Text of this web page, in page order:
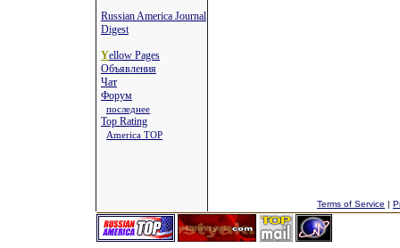
Russian America Journal
Digest
Yellow Pages
Объявления
Чат
Форум
последнее
Top Rating
America TOP
Terms of Service |